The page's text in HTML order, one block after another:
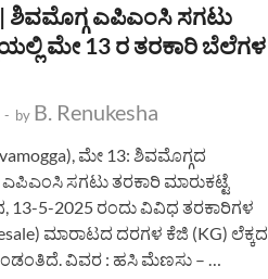
ಶಿವಮೊಗ್ಗ ಎಪಿಎಂಸಿ ಸಗಟು
ಮೇ 13 ರ ತರಕಾರಿ ಬೆಲೆಗಳ
- by B. Renukesha
ಮೇ 13: ಶಿವಮೊಗ್ಗದ
ಸಗಟು ತರಕಾರಿ ಮಾರುಕಟ್ಟೆ
13-5-2025 ರಂದು ವಿವಿಧ ತರಕಾರಿಗಳ
ಮಾರಾಟದ ದರಗಳ ಕೆಜಿ (KG) ಲೆಕ್ಕದ
ವಿವರ : ಹಸಿ ಮೆಣಸು – …